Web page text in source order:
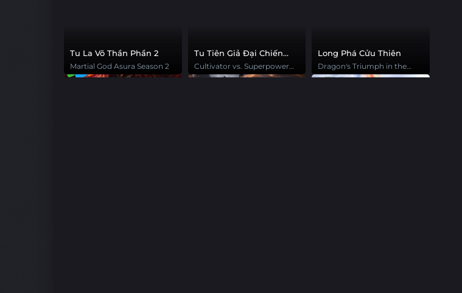
Tu La Võ Thần Phần 2
Martial God Asura Season 2
Tu Tiên Giả Đại Chiến
Siêu Năng Lực 3D
Cultivator vs. Superpower
3D
Long Phá Cửu Thiên
Dragon's Triumph in the
Celestial Realm